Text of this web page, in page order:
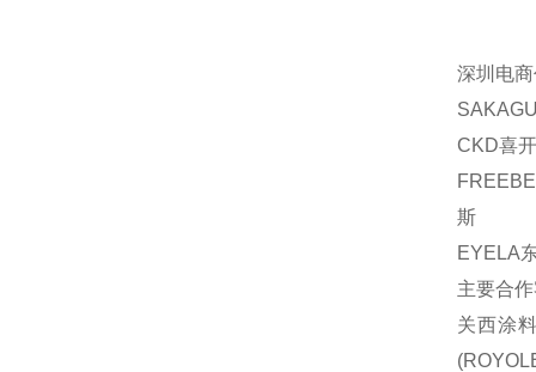
深圳电
CKD喜
斯
EYELA
主要合
关西涂